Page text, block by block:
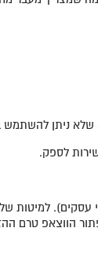
עבודה (זמן אספקה לאזור עם תוספת תשלום 30 ימי